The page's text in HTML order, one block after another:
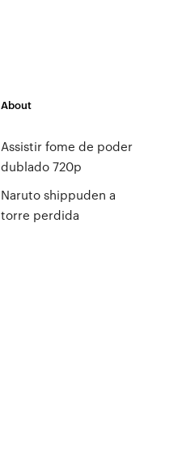
About
Assistir fome de poder
dublado 720p
Naruto shippuden a
torre perdida